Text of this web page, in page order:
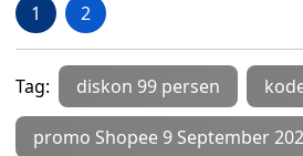
1 2
Tag: diskon 99 persen
promo Shopee 9 September